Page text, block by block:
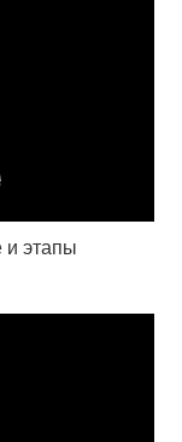
и этапы